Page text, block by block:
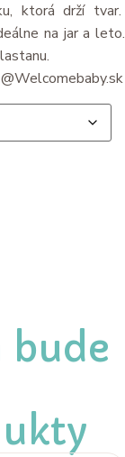
ktorá drží tvar.
na jar a leto.
bude